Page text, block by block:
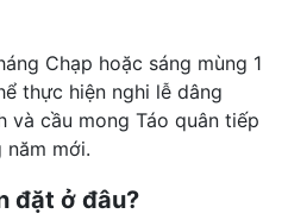
Chạp hoặc sáng mùng 1
thực hiện nghi lễ dâng
và cầu mong Táo quân tiếp
mới.
đặt ở đâu?